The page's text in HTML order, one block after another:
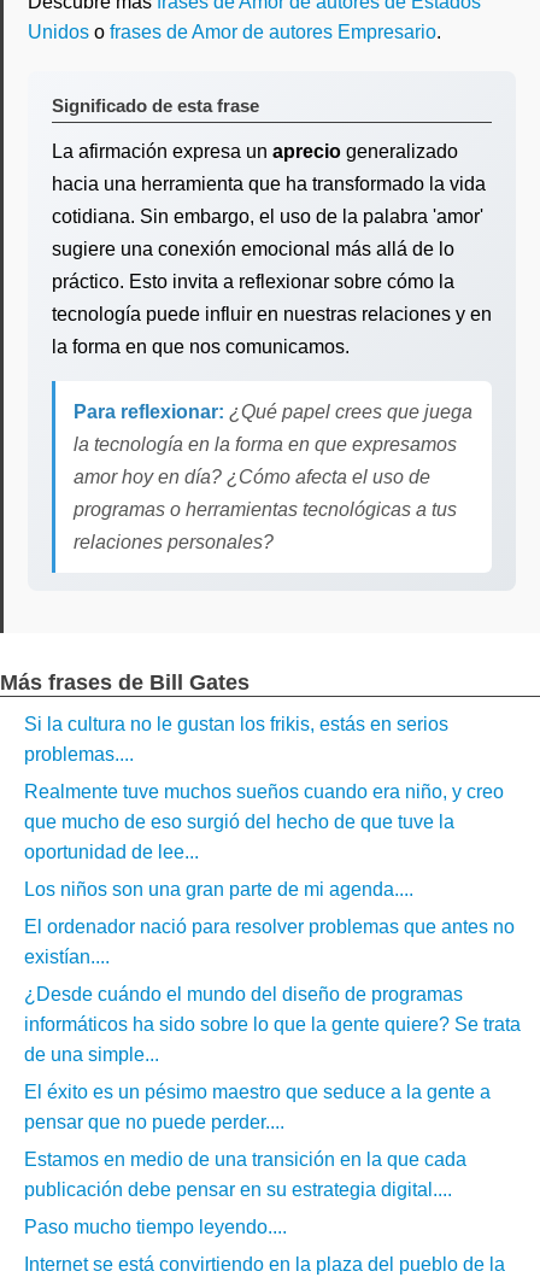
Unidos o frases de Amor de autores Empresario.
Significado de esta frase
La afirmación expresa un aprecio generalizado
hacia una herramienta que ha transformado la vida
cotidiana. Sin embargo, el uso de la palabra 'amor'
sugiere una conexión emocional más allá de lo
práctico. Esto invita a reflexionar sobre cómo la
tecnología puede influir en nuestras relaciones y en
la forma en que nos comunicamos.
Para reflexionar: ¿Qué papel crees que juega
la tecnología en la forma en que expresamos
amor hoy en día? ¿Cómo afecta el uso de
programas o herramientas tecnológicas a tus
relaciones personales?
Más frases de Bill Gates
Si la cultura no le gustan los frikis, estás en serios
problemas....
Realmente tuve muchos sueños cuando era niño, y creo
que mucho de eso surgió del hecho de que tuve la
oportunidad de lee...
Los niños son una gran parte de mi agenda....
El ordenador nació para resolver problemas que antes no
existían....
¿Desde cuándo el mundo del diseño de programas
informáticos ha sido sobre lo que la gente quiere? Se trata
de una simple...
El éxito es un pésimo maestro que seduce a la gente a
pensar que no puede perder....
Estamos en medio de una transición en la que cada
publicación debe pensar en su estrategia digital....
Paso mucho tiempo leyendo....
Internet se está convirtiendo en la plaza del pueblo de la